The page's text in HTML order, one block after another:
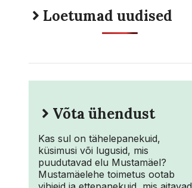
Loetumad uudised
Võta ühendust
Kas sul on tähelepanekuid,
küsimusi või lugusid, mis
puudutavad elu Mustamäel?
Mustamäelehe toimetus ootab